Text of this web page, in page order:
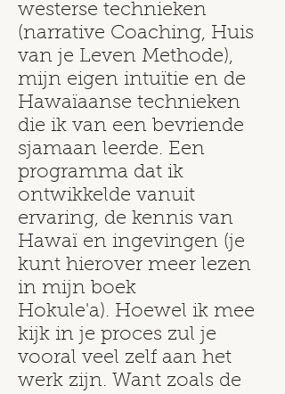
westerse technieken
(narrative Coaching, Huis
van je Leven Methode),
mijn eigen intuïtie en de
Hawaïaanse technieken
die ik van een bevriende
sjamaan leerde. Een
programma dat ik
ontwikkelde vanuit
ervaring, de kennis van
Hawaï en ingevingen (je
kunt hierover meer lezen
in mijn boek
Hokule'a). Hoewel ik mee
kijk in je proces zul je
vooral veel zelf aan het
werk zijn. Want zoals de